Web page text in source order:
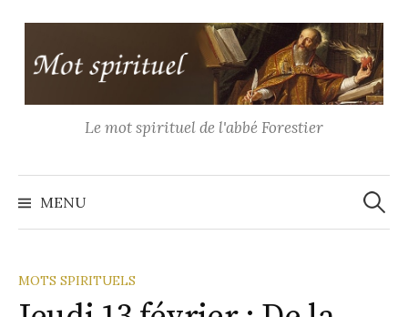
contenu
Le mot spirituel de l'abbé Forestier
MENU
MOTS SPIRITUELS